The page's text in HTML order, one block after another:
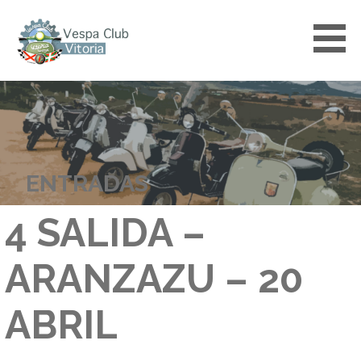
contenido
VESPACLUBVITORIA
ENTRADAS
4 SALIDA –
ARANZAZU – 20
ABRIL